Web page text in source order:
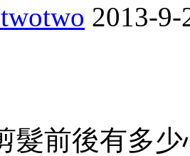
2013-9-
髮前後有多少